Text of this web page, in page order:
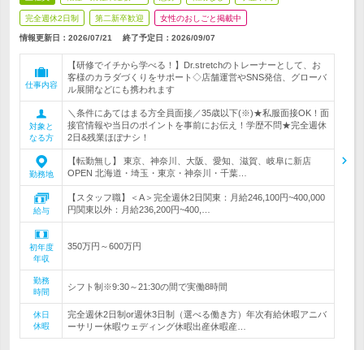
完全週休2日制 第二新卒歓迎 女性のおしごと掲載中
情報更新日：2026/07/21 終了予定日： 2026/09/07
仕事内容
【研修でイチから学べる！】Dr.stretchのトレーナーとして、お
客様のカラダづくりをサポート◇店舗運営やSNS発信、グローバ
ル展開などにも携われます
対象と
なる方
＼条件にあてはまる方全員面接／35歳以下(※)★私服面接OK！面
接官情報や当日のポイントを事前にお伝え！学歴不問★完全週休
2日&残業ほぼナシ！
勤務地
【転勤無し】 東京、神奈川、大阪、愛知、滋賀、岐阜に新店
OPEN 北海道・埼玉・東京・神奈川・千葉…
給与
【スタッフ職】＜A＞完全週休2日関東：月給246,100円~400,000
円関東以外：月給236,200円~400,…
初年度
年収
350万円～600万円
勤務
時間
シフト制※9:30～21:30の間で実働8時間
休日
休暇
完全週休2日制or週休3日制（選べる働き方）年次有給休暇アニバ
ーサリー休暇ウェディング休暇出産休暇産…